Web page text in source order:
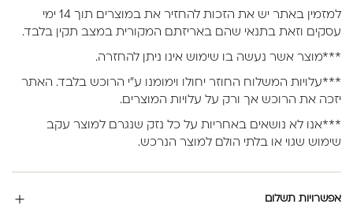
למזמין באתר יש את הזכות להחזיר את במוצרים תוך 14 ימי
עסקים וזאת בתנאי שהם באריזתם המקורית במצב תקין בלבד.
***מוצר אשר נעשה בו שימוש אינו ניתן להחזרה.
***עלויות המשלוח החוזר יחולו וימומנו ע”י הרוכש בלבד. האתר
יזכה את הרוכש אך ורק על עלויות המוצרים.
***אנו לא נושאים באחריות על כל נזק שנגרם למוצר עקב
שימוש שגוי או בלתי הולם למוצר הנרכש.
אפשרויות תשלום